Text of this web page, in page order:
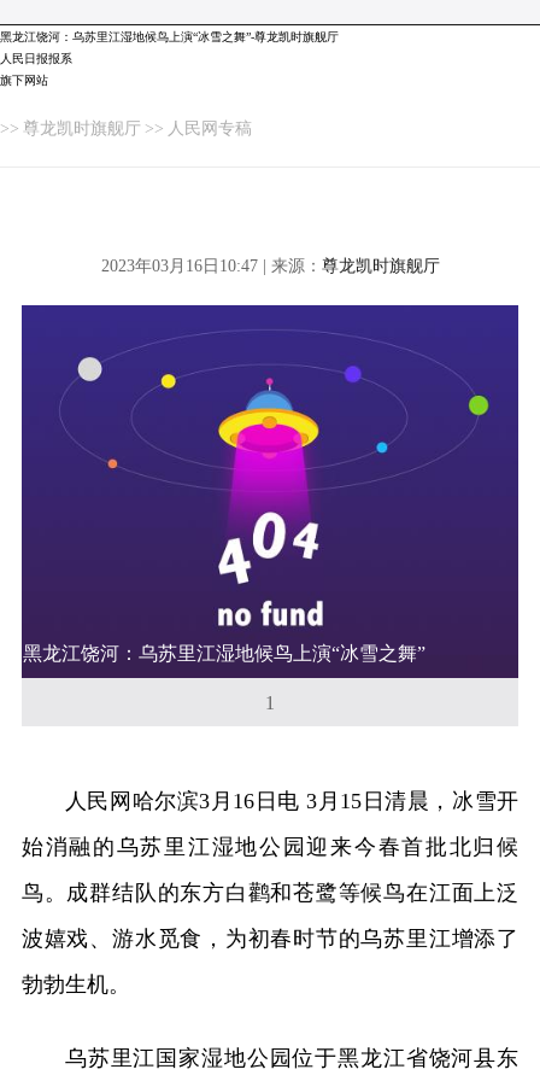
黑龙江饶河：乌苏里江湿地候鸟上演“冰雪之舞”-尊龙凯时旗舰厅
人民日报报系
旗下网站
>> 尊龙凯时旗舰厅 >> 人民网专稿
2023年03月16日10:47 | 来源： 尊龙凯时旗舰厅
黑龙江饶河：乌苏里江湿地候鸟上演“冰雪之舞”
1
人民网哈尔滨3月16日电 3月15日清晨，冰雪开
始消融的乌苏里江湿地公园迎来今春首批北归候
鸟。成群结队的东方白鹳和苍鹭等候鸟在江面上泛
波嬉戏、游水觅食，为初春时节的乌苏里江增添了
勃勃生机。
乌苏里江国家湿地公园位于黑龙江省饶河县东